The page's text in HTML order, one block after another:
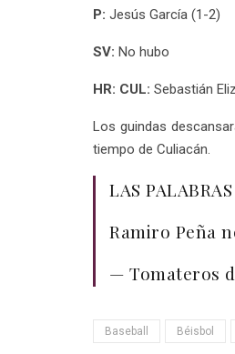
P: Jesús García (1-2)
SV: No hubo
HR: CUL: Sebastián
Los guindas
tiempo de Culiacán.
LAS
Ramiro Peña
— Tomateros
Baseball Béisbol